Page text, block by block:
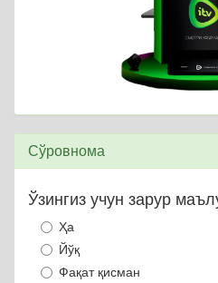
Сўровнома
Ўзингиз учун зарур
Ҳа
Йўқ
Фақат қисман